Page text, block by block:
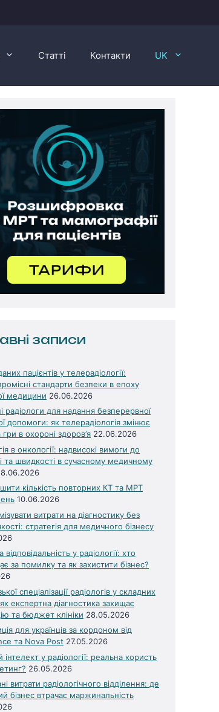
Статті Контакти UK
записи
пацієнтів у телерадіології:
стандарти безпеки в епоху
медицини 26.06.2026
радіологи для надання безперервної
допомоги: як телерадіологія змінює
в охороні здоров’я 22.06.2026
в онкології: надвисокі вимоги до
та швидкості в сучасному медичному
кількість повторних КТ та МРТ
10.06.2026
витрати на діагностику без
стратегія для медичного бізнесу
у радіології: хто
за помилку та як захистити бізнес?
спеціалізації радіологів у складних
експертна діагностика захищає
та бюджет клініки 28.05.2026
для українців за кордоном від
та Nova Post 27.05.2026
у радіології: реальна користь
26.05.2026
витрати радіологічного відділення: де
бізнес втрачає маржинальність